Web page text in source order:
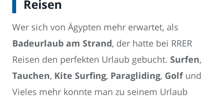
Reisen
Wer sich von Ägypten mehr erwartet, als
Badeurlaub am Strand, der hatte bei RRER
Reisen den perfekten Urlaub gebucht. Surfen,
Tauchen, Kite Surfing, Paragliding, Golfund
Vieles mehr konnte man zu seinem Urlaub